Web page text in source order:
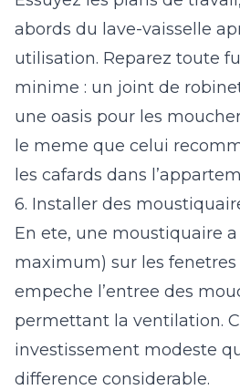
abords du lave-vaisselle
utilisation. Reparez toute
minime : un joint de
une oasis pour les
le meme que celui
les cafards dans
6. Installer des
En ete, une moustiquaire
maximum) sur les
empeche l’entree des
permettant la ventilation.
investissement modeste
difference considerable.